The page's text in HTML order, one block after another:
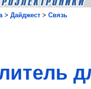
> Дайджест > Связь